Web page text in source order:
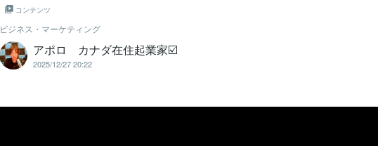
コンテンツ
ビジネス・マーケティング
アポロ カナダ在住起業家☑️
2025/12/27 20:22